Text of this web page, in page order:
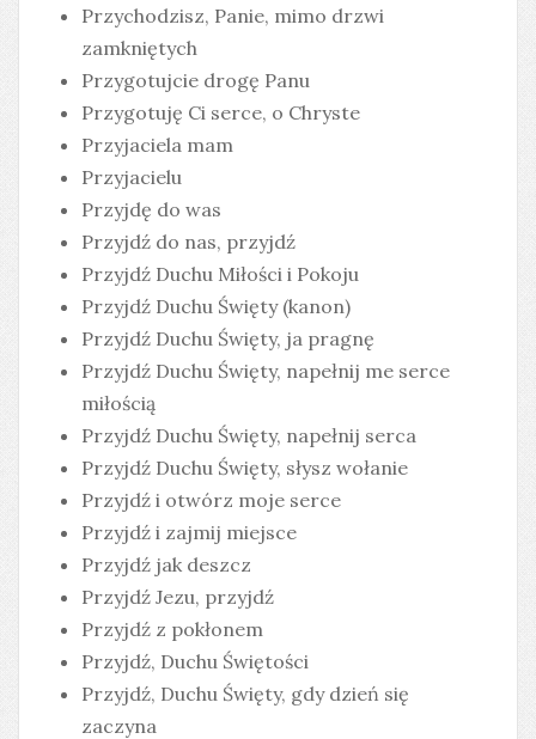
Przychodzisz, Panie, mimo drzwi
zamkniętych
Przygotujcie drogę Panu
Przygotuję Ci serce, o Chryste
Przyjaciela mam
Przyjacielu
Przyjdę do was
Przyjdź do nas, przyjdź
Przyjdź Duchu Miłości i Pokoju
Przyjdź Duchu Święty (kanon)
Przyjdź Duchu Święty, ja pragnę
Przyjdź Duchu Święty, napełnij me serce
miłością
Przyjdź Duchu Święty, napełnij serca
Przyjdź Duchu Święty, słysz wołanie
Przyjdź i otwórz moje serce
Przyjdź i zajmij miejsce
Przyjdź jak deszcz
Przyjdź Jezu, przyjdź
Przyjdź z pokłonem
Przyjdź, Duchu Świętości
Przyjdź, Duchu Święty, gdy dzień się
zaczyna